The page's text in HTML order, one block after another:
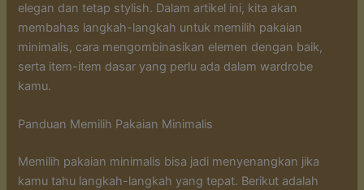
elegan dan tetap stylish. Dalam artikel ini, kita akan
membahas langkah-langkah untuk memilih pakaian
minimalis, cara mengombinasikan elemen dengan baik,
serta item-item dasar yang perlu ada dalam wardrobe
kamu.
Panduan Memilih Pakaian Minimalis
Memilih pakaian minimalis bisa jadi menyenangkan jika
kamu tahu langkah-langkah yang tepat. Berikut adalah